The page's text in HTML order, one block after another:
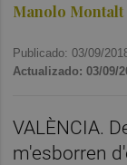
Manolo Montalt
Publicado: 03/09/
Actualizado: 03/09/
VALÈNCIA.
m'esborren